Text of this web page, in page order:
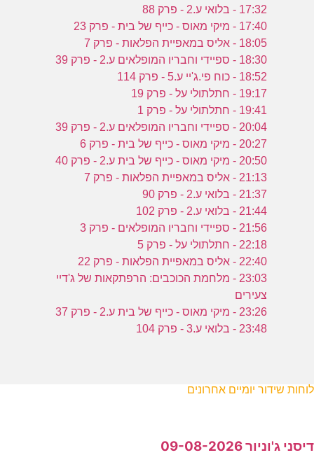
17:32 - בלואי ע.2 - פרק 88
17:40 - מיקי מאוס - כייף של בית - פרק 23
18:05 - אליס במאפיית הפלאות - פרק 7
18:30 - ספיידי וחבריו המופלאים ע.2 - פרק 39
18:52 - כוח פי.ג'יי ע.5 - פרק 114
19:17 - חתלתולי על - פרק 19
19:41 - חתלתולי על - פרק 1
20:04 - ספיידי וחבריו המופלאים ע.2 - פרק 39
20:27 - מיקי מאוס - כייף של בית - פרק 6
20:50 - מיקי מאוס - כייף של בית ע.2 - פרק 40
21:13 - אליס במאפיית הפלאות - פרק 7
21:37 - בלואי ע.2 - פרק 90
21:44 - בלואי ע.2 - פרק 102
21:56 - ספיידי וחבריו המופלאים - פרק 3
22:18 - חתלתולי על - פרק 5
22:40 - אליס במאפיית הפלאות - פרק 22
23:03 - מלחמת הכוכבים: הרפתקאות של ג'דיי
צעירים
23:26 - מיקי מאוס - כייף של בית ע.2 - פרק 37
23:48 - בלואי ע.3 - פרק 104
לוחות שידור יומיים אחרונים
דיסני ג'וניור 09-08-2026